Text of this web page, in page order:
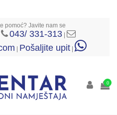
pomoć? Javite nam se
043/ 331-313 |
| Pošaljite upit |
0